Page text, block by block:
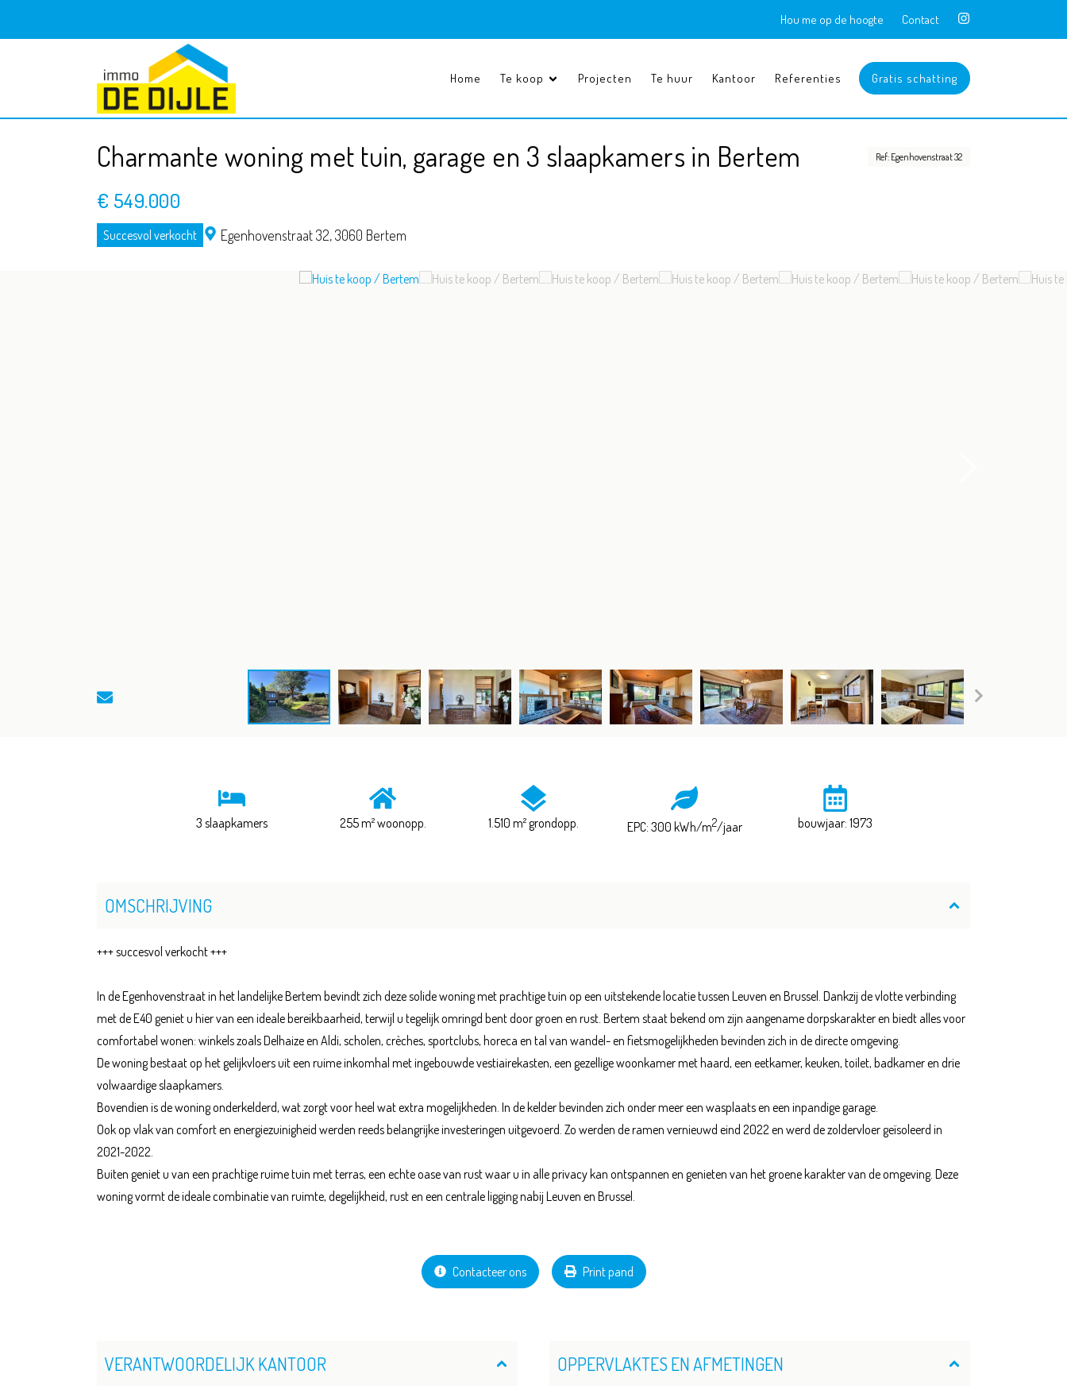
Hou me op de hoogte Contact
Home Te koop Projecten Te huur Kantoor Referenties Gratis schatting
Charmante woning met tuin, garage en 3 slaapkamers in Bertem
€ 549.000
Succesvol verkocht Egenhovenstraat 32,3060 Bertem
Ref: Egenhovenstraat 32
3 slaapkamers 255 m² woonopp. 1.510 m² grondopp. EPC: 300 kWh/m2/jaar bouwjaar: 1973
OMSCHRIJVING
+++ succesvol verkocht +++
In de Egenhovenstraat in het landelijke Bertem bevindt zich deze solide woning met prachtige tuin op een uitstekende locatie tussen Leuven en Brussel. Dankzij de vlotte verbinding
met de E40 geniet u hier van een ideale bereikbaarheid, terwijl u tegelijk omringd bent door groen en rust. Bertem staat bekend om zijn aangename dorpskarakter en biedt alles voor
comfortabel wonen: winkels zoals Delhaize en Aldi, scholen, crèches, sportclubs, horeca en tal van wandel- en fietsmogelijkheden bevinden zich in de directe omgeving.
De woning bestaat op het gelijkvloers uit een ruime inkomhal met ingebouwde vestiairekasten, een gezellige woonkamer met haard, een eetkamer, keuken, toilet, badkamer en drie
volwaardige slaapkamers.
Bovendien is de woning onderkelderd, wat zorgt voor heel wat extra mogelijkheden. In de kelder bevinden zich onder meer een wasplaats en een inpandige garage.
Ook op vlak van comfort en energiezuinigheid werden reeds belangrijke investeringen uitgevoerd. Zo werden de ramen vernieuwd eind 2022 en werd de zoldervloer geïsoleerd in
2021-2022.
Buiten geniet u van een prachtige ruime tuin met terras, een echte oase van rust waar u in alle privacy kan ontspannen en genieten van het groene karakter van de omgeving. Deze
woning vormt de ideale combinatie van ruimte, degelijkheid, rust en een centrale ligging nabij Leuven en Brussel.
Contacteer ons Print pand
VERANTWOORDELIJK KANTOOR OPPERVLAKTES EN AFMETINGEN